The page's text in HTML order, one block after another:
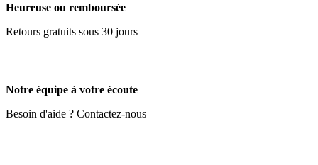
Heureuse ou remboursée
Retours gratuits sous 30 jours
Notre équipe à votre écoute
Besoin d'aide ? Contactez-nous